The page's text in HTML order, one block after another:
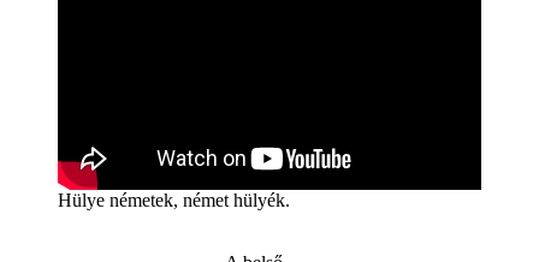
Hülye németek, német hülyék.